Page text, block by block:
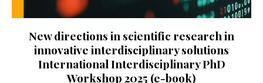
New directions in scientific research in
innovative interdisciplinary solutions
International Interdisciplinary PhD
Workshop 2025 (e-book)